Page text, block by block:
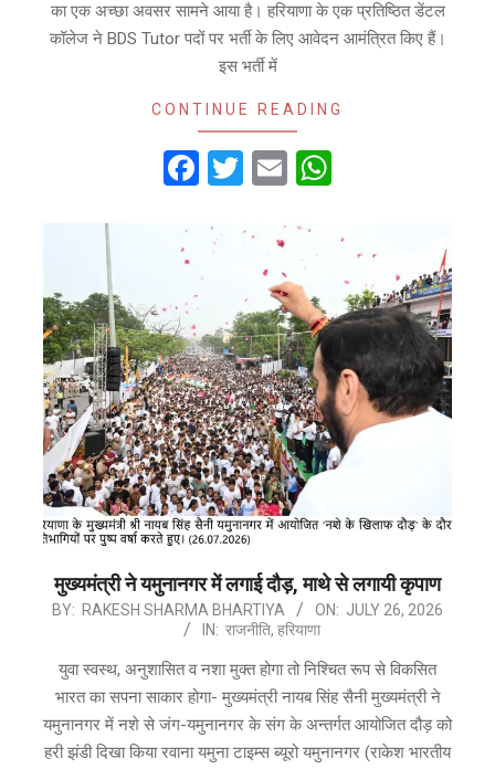
का एक अच्छा अवसर सामने आया है। हरियाणा के एक प्रतिष्ठित डेंटल
कॉलेज ने BDS Tutor पदों पर भर्ती के लिए आवेदन आमंत्रित किए हैं।
इस भर्ती में
CONTINUE READING
Facebook
Twitter
Email
मुख्यमंत्री ने यमुनानगर में लगाई दौड़, माथे से लगायी कृपाण
2026-
26
BY: RAKESH SHARMA BHARTIYA ON: JULY 26, 2026
IN: राजनीति, हरियाणा
युवा स्वस्थ, अनुशासित व नशा मुक्त होगा तो निश्चित रूप से विकसित
भारत का सपना साकार होगा- मुख्यमंत्री नायब सिंह सैनी मुख्यमंत्री ने
यमुनानगर में नशे से जंग-यमुनानगर के संग के अन्तर्गत आयोजित दौड़ को
हरी झंडी दिखा किया रवाना यमुना टाइम्स ब्यूरो यमुनानगर (राकेश भारतीय